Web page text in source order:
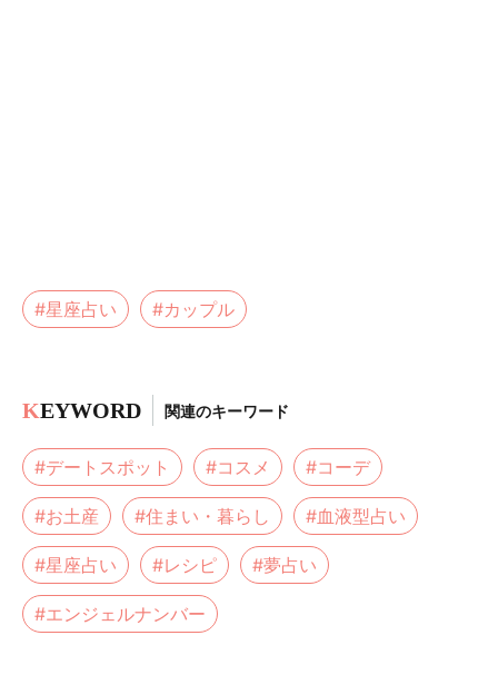
#星座占い #カップル
KEYWORD 関連のキーワード
#デートスポット #コスメ #コーデ
#お土産 #住まい・暮らし #血液型占い
#星座占い #レシピ #夢占い
#エンジェルナンバー